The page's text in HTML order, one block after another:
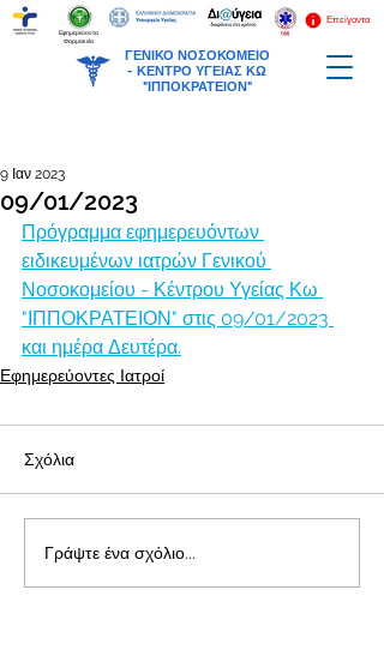
ΓΕΝΙΚΟ ΝΟΣΟΚΟΜΕΙΟ
- ΚΕΝΤΡΟ ΥΓΕΙΑΣ ΚΩ
"ΙΠΠΟΚΡΑΤΕΙΟΝ"
Επείγοντα
Εφημερεύοντα
Φαρμακεία
09/01/2023
9 Ιαν 2023
Πρόγραμμα εφημερευόντων
ειδικευμένων ιατρών Γενικού
Νοσοκομείου - Κέντρου Υγείας Κω
"ΙΠΠΟΚΡΑΤΕΙΟΝ" στις 09/01/2023
και ημέρα Δευτέρα.
Εφημερεύοντες Ιατροί
Σχόλια
Γράψτε ένα σχόλιο...